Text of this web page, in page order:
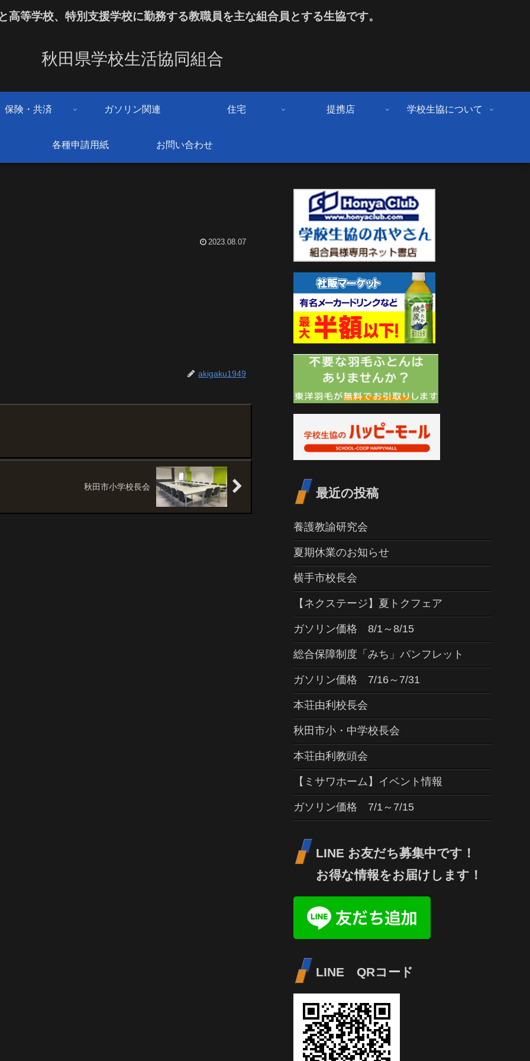
高等学校、特別支援学校に勤務する教職員を主な組合員とする生協です。
秋田県学校生活協同組合
保険・共済 ガソリン関連 住宅 提携店 学校生協について
各種申請用紙 お問い合わせ
2023.08.07
akigaku1949
秋田市小学校長会 最近の投稿
養護教諭研究会
夏期休業のお知らせ
横手市校長会
【ネクステージ】夏トクフェア
ガソリン価格 8/1～8/15
総合保障制度「みち」パンフレット
ガソリン価格 7/16～7/31
本荘由利校長会
秋田市小・中学校長会
本荘由利教頭会
【ミサワホーム】イベント情報
ガソリン価格 7/1～7/15
LINE お友だち募集中です！
お得な情報をお届けします！
LINE QRコード